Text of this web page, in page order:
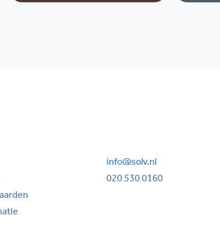
info@solv.nl
020 530 0160